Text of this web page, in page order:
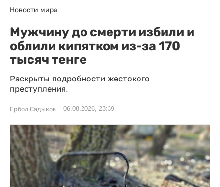
Новости мира
Мужчину до смерти избили и
облили кипятком из-за 170
тысяч тенге
Раскрыты подробности жестокого
преступления.
Ербол Садыков 06.08.2026, 23:39